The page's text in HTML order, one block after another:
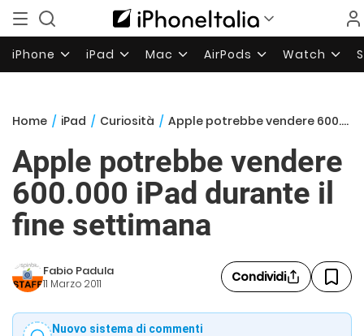
iPhone iPad Mac AirPods Watch
Home / iPad / Curiosità / Apple potrebbe vendere 600.000 iPad durante il fine settimana
Apple potrebbe vendere
600.000 iPad durante il
fine settimana
Fabio Padula
11 Marzo 2011 Condividi
Nuovo sistema di commenti